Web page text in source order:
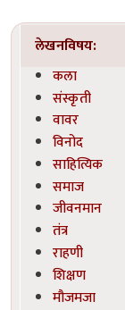
लेखनविषय:
कला
संस्कृती
वावर
विनोद
साहित्यिक
समाज
जीवनमान
तंत्र
राहणी
शिक्षण
मौजमजा